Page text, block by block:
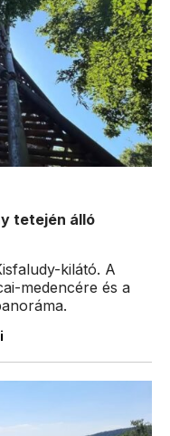
tetején álló
kilátó. A
medencére és a